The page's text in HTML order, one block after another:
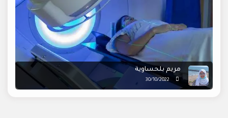
مريم بلحساوية
30/10/2022